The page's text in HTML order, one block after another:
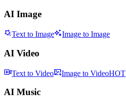
AI Image
Text to Image Image to Image
AI Video
Text to Video Image to VideoHOT
AI Music